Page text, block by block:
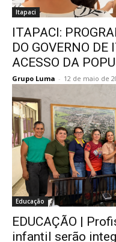
Itapaci
ITAPACI:
DO GOVERNO
ACESSO DA
Grupo Luma - 12 de maio de
Educação
EDUCAÇÃO |
infantil serão